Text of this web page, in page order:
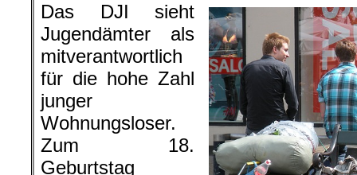
Das DJI sieht
Jugendämter als
mitverantwortlich
für die hohe Zahl
junger
Wohnungsloser.
Zum 18.
Geburtstag